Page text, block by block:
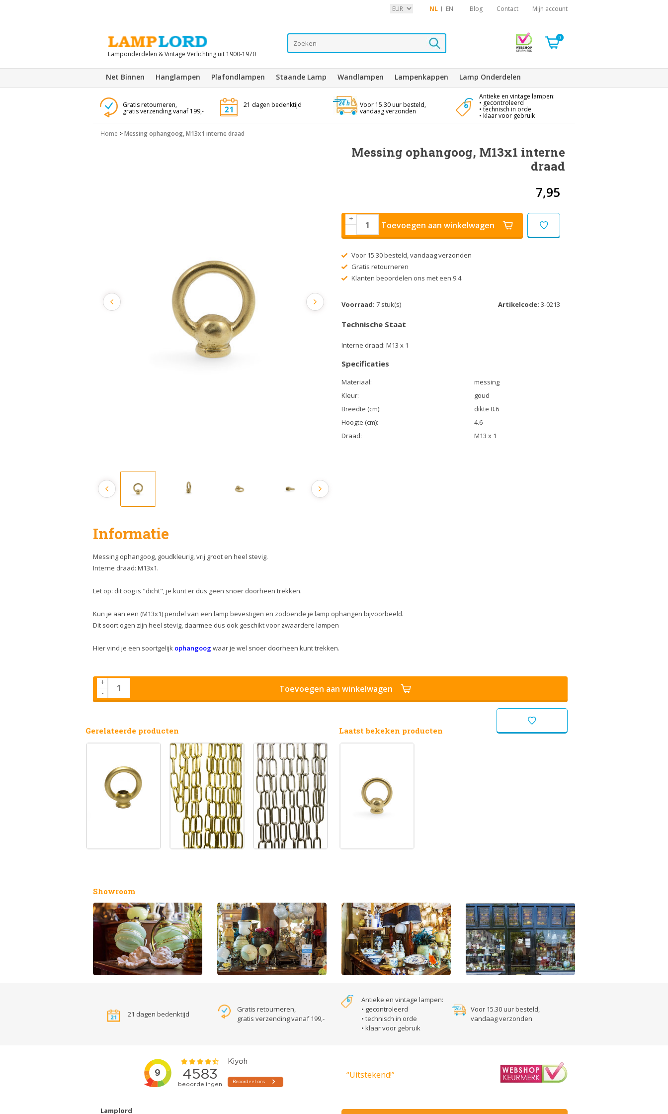
NL EN Blog Contact Mijn account
Lamponderdelen & Vintage Verlichting uit 1900-1970
0
Net Binnen Hanglampen Plafondlampen Staande Lamp Wandlampen Lampenkappen Lamp Onderdelen
Gratis retourneren,
gratis verzending vanaf 199,-
21 dagen bedenktijd Voor 15.30 uur besteld,
vandaag verzonden
Antieke en vintage lampen:
• gecontroleerd
• technisch in orde
• klaar voor gebruik
Home >Messing ophangoog, M13x1 interne draad
Messing ophangoog, M13x1 interne
draad
7,95
+
-
Toevoegen aan winkelwagen
Voor 15.30 besteld, vandaag verzonden
Gratis retourneren
Klanten beoordelen ons met een 9.4
Voorraad: 7 stuk(s) Artikelcode: 3-0213
Technische Staat
Interne draad: M13 x 1
Specificaties
Materiaal:
messing
Kleur:
goud
Breedte (cm):
dikte 0.6
Hoogte (cm):
4.6
Draad:
M13 x 1
Informatie
Messing ophangoog, goudkleurig, vrij groot en heel stevig.
Interne draad: M13x1.
Let op: dit oog is "dicht", je kunt er dus geen snoer doorheen trekken.
Kun je aan een (M13x1) pendel van een lamp bevestigen en zodoende je lamp ophangen bijvoorbeeld.
Dit soort ogen zijn heel stevig, daarmee dus ook geschikt voor zwaardere lampen
Hier vind je een soortgelijk ophangoogwaar je wel snoer doorheen kunt trekken.
+
-
Toevoegen aan winkelwagen
Gerelateerde producten Laatst bekeken producten
Showroom
21 dagen bedenktijd
Gratis retourneren,
gratis verzending vanaf 199,-
Antieke en vintage lampen:
• gecontroleerd
• technisch in orde
• klaar voor gebruik
Voor 15.30 uur besteld,
vandaag verzonden
“Uitstekend!”
Lamplord